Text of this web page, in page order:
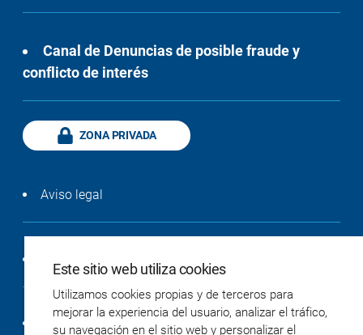
Canal de Denuncias de posible fraude y
conflicto de interés
ZONA PRIVADA
Aviso legal
Política de cookies
Este sitio web utiliza cookies
Utilizamos cookies propias y de terceros para
mejorar la experiencia del usuario, analizar el tráfico,
su navegación en el sitio web y personalizar el